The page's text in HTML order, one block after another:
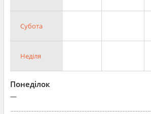
Субота
Неділя
Понеділок
—